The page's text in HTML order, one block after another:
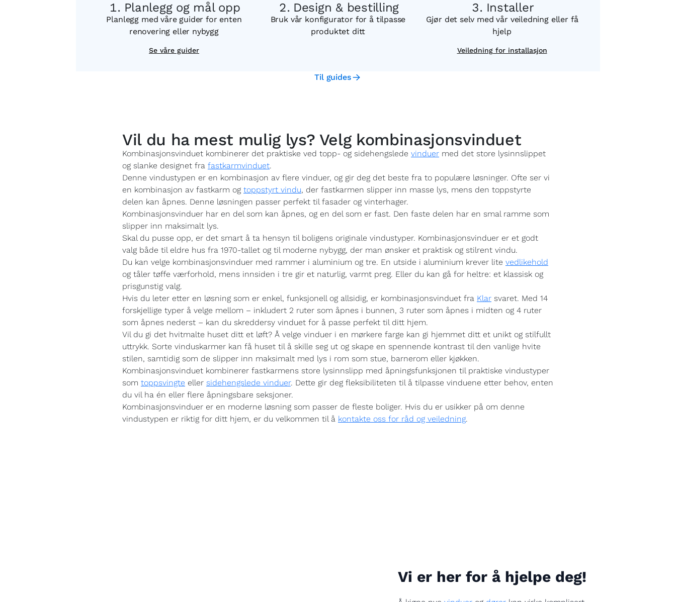
Planlegg og mål opp
Planlegg med våre guider for enten
renovering eller nybygg
Se våre guider
Design & bestilling
Bruk vår konfigurator for å tilpasse
produktet ditt
Installer
Gjør det selv med vår veiledning eller få
hjelp
Veiledning for installasjon
Til guides
Vil du ha mest mulig lys? Velg kombinasjonsvinduet
Kombinasjonsvinduet kombinerer det praktiske ved topp- og sidehengslede vinduer med det store lysinnslippet
og slanke designet fra fastkarmvinduet.
Denne vindustypen er en kombinasjon av flere vinduer, og gir deg det beste fra to populære løsninger. Ofte ser vi
en kombinasjon av fastkarm og toppstyrt vindu, der fastkarmen slipper inn masse lys, mens den toppstyrte
delen kan åpnes. Denne løsningen passer perfekt til fasader og vinterhager.
Kombinasjonsvinduer har en del som kan åpnes, og en del som er fast. Den faste delen har en smal ramme som
slipper inn maksimalt lys.
Skal du pusse opp, er det smart å ta hensyn til boligens originale vindustyper. Kombinasjonsvinduer er et godt
valg både til eldre hus fra 1970-tallet og til moderne nybygg, der man ønsker et praktisk og stilrent vindu.
Du kan velge kombinasjonsvinduer med rammer i aluminium og tre. En utside i aluminium krever lite vedlikehold
og tåler tøffe værforhold, mens innsiden i tre gir et naturlig, varmt preg. Eller du kan gå for heltre: et klassisk og
prisgunstig valg.
Hvis du leter etter en løsning som er enkel, funksjonell og allsidig, er kombinasjonsvinduet fra Klar svaret. Med 14
forskjellige typer å velge mellom – inkludert 2 ruter som åpnes i bunnen, 3 ruter som åpnes i midten og 4 ruter
som åpnes nederst – kan du skreddersy vinduet for å passe perfekt til ditt hjem.
Vil du gi det hvitmalte huset ditt et løft? Å velge vinduer i en mørkere farge kan gi hjemmet ditt et unikt og stilfullt
uttrykk. Sorte vinduskarmer kan få huset til å skille seg ut og skape en spennende kontrast til den vanlige hvite
stilen, samtidig som de slipper inn maksimalt med lys i rom som stue, barnerom eller kjøkken.
Kombinasjonsvinduet kombinerer fastkarmens store lysinnslipp med åpningsfunksjonen til praktiske vindustyper
som toppsvingte eller sidehengslede vinduer. Dette gir deg fleksibiliteten til å tilpasse vinduene etter behov, enten
du vil ha én eller flere åpningsbare seksjoner.
Kombinasjonsvinduer er en moderne løsning som passer de fleste boliger. Hvis du er usikker på om denne
vindustypen er riktig for ditt hjem, er du velkommen til å kontakte oss for råd og veiledning.
Vi er her for å hjelpe deg!